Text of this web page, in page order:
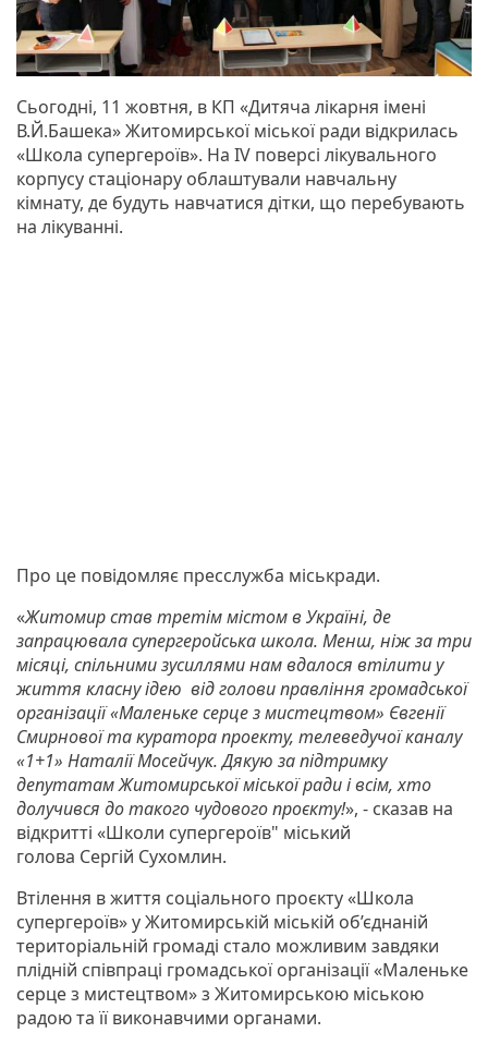
Сьогодні, 11 жовтня, в КП «Дитяча лікарня імені
В.Й.Башека» Житомирської міської ради відкрилась
«Школа супергероїв». На ІV поверсі лікувального
корпусу стаціонару облаштували навчальну
кімнату, де будуть навчатися дітки, що перебувають
на лікуванні.
Про це повідомляє пресслужба міськради.
«Житомир став третім містом в Україні, де
запрацювала супергеройська школа. Менш, ніж за три
місяці, спільними зусиллями нам вдалося втілити у
життя класну ідею від голови правління громадської
організації «Маленьке серце з мистецтвом» Євгенії
Смирнової та куратора проекту, телеведучої каналу
«1+1» Наталії Мосейчук. Дякую за підтримку
депутатам Житомирської міської ради і всім, хто
долучився до такого чудового проєкту!», - сказав на
відкритті «Школи супергероїв" міський
голова Сергій Сухомлин.
Втілення в життя соціального проєкту «Школа
супергероїв» у Житомирській міській об’єднаній
територіальній громаді стало можливим завдяки
плідній співпраці громадської організації «Маленьке
серце з мистецтвом» з Житомирською міською
радою та її виконавчими органами.